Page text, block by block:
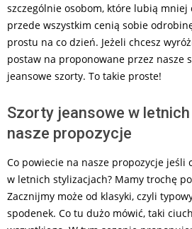
szczególnie osobom, które lubią mniej
przede wszystkim cenią sobie
prostu na co dzień. Jeżeli chcesz
postaw na proponowane przez nasze
jeansowe szorty. To takie proste!
Szorty jeansowe w
nasze propozycje
Co powiecie na nasze propozycje jeśli
w letnich stylizacjach? Mamy trochę
Zacznijmy może od klasyki, czyli
spodenek. Co tu dużo mówić, taki